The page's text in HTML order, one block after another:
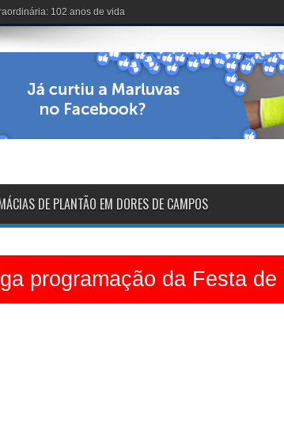
voltarão na sexta-feira
DE PLANTÃO EM DORES DE CAMPOS
programação da Festa